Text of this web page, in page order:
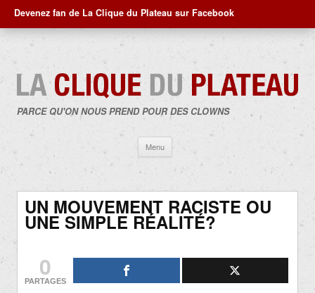
Devenez fan de La Clique du Plateau sur Facebook
PARCE QU'ON NOUS PREND POUR DES CLOWNS
Menu
contenu
UN MOUVEMENT RACISTE OU
UNE SIMPLE RÉALITÉ?
0
PARTAGES